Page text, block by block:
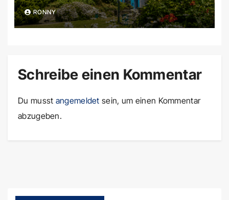
RONNY
Schreibe einen Kommentar
Du musst angemeldet sein, um einen Kommentar
abzugeben.